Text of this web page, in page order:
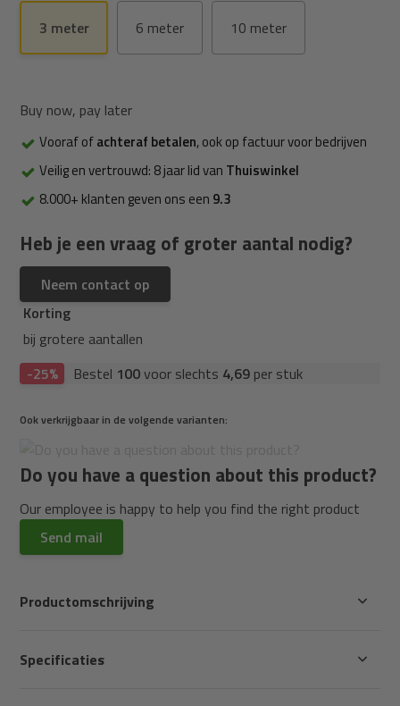
3 meter 6 meter 10 meter
Buy now, pay later
Vooraf ofachteraf betalen, ook op factuur voor bedrijven
Veilig en vertrouwd: 8 jaar lid van Thuiswinkel
8.000+ klanten geven ons een 9.3
Heb je een vraag of groter aantal nodig?
Neem contact op
Korting
bij grotere aantallen
-25%
Bestel 100voor slechts 4,69 per stuk
Ook verkrijgbaar in de volgende varianten:
Do you have a question about this product?
Our employee is happy to help you find the right product
Send mail
Productomschrijving
Specificaties